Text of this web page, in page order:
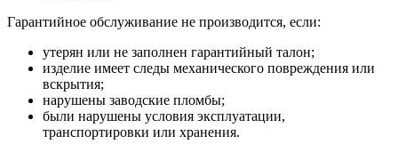
Гарантийное обслуживание не производится, если:
утерян или не заполнен гарантийный талон;
изделие имеет следы механического повреждения или
вскрытия;
нарушены заводские пломбы;
были нарушены условия эксплуатации,
транспортировки или хранения.